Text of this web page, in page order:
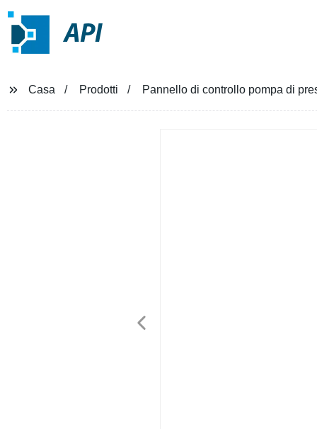
API
Casa Prodotti Pannello di controllo pompa di